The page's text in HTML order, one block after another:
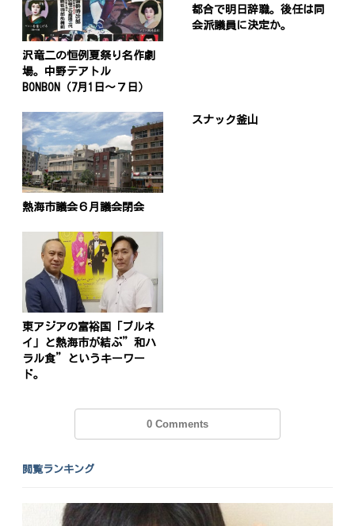
沢竜二の恒例夏祭り名作劇
場。中野テアトル
BONBON（7月1日〜７日）
都合で明日辞職。後任は同
会派議員に決定か。
熱海市議会６月議会閉会
スナック釜山
東アジアの富裕国「ブルネ
イ」と熱海市が結ぶ”和ハ
ラル食”というキーワー
ド。
0 Comments
閲覧ランキング